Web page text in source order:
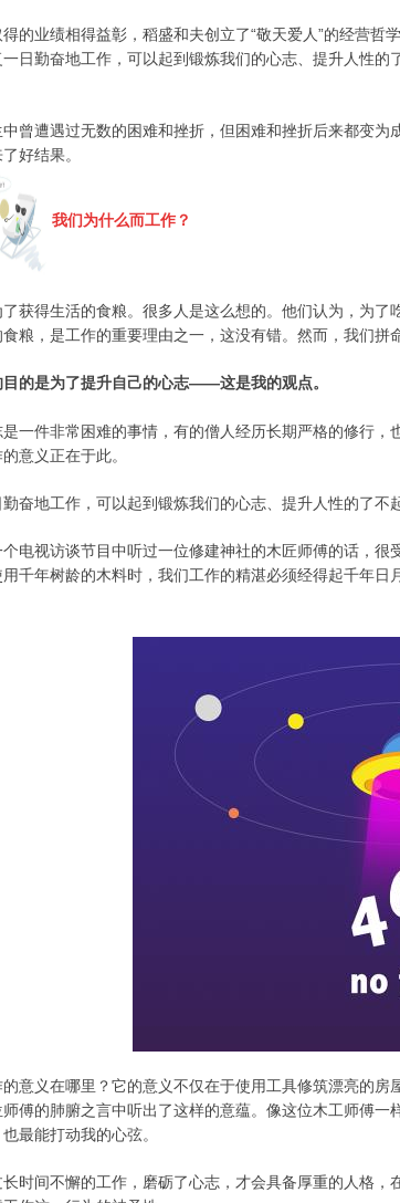
的业绩相得益彰，稻盛和夫创立了“敬天爱人”的经营哲
日勤奋地工作，可以起到锻炼我们的心志、提升人性
曾遭遇过无数的困难和挫折，但困难和挫折后来都变
好结果。
我们为什么而工作？
获得生活的食粮。很多人是这么想的。他们认为，为了
粮，是工作的重要理由之一，这没有错。然而，我们拼
的是为了提升自己的心志——这是我的观点。
一件非常困难的事情，有的僧人经历长期严格的修行
意义正在于此。
奋地工作，可以起到锻炼我们的心志、提升人性的了不
电视访谈节目中听过一位修建神社的木匠师傅的话，很
千年树龄的木料时，我们工作的精湛必须经得起千年日月
意义在哪里？它的意义不仅在于使用工具修筑漂亮的
傅的肺腑之言中听出了这样的意蕴。 像这位木工师傅一
最能打动我的心弦。
时间不懈的工作，磨砺了心志，才会具备厚重的人格